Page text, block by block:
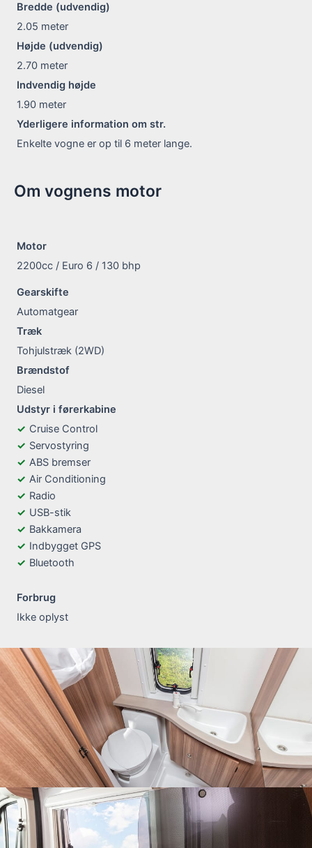
Bredde (udvendig)
2.05 meter
Højde (udvendig)
2.70 meter
Indvendig højde
1.90 meter
Yderligere information om str.
Enkelte vogne er op til 6 meter lange.
Om vognens motor
Motor
2200cc / Euro 6 / 130 bhp
Gearskifte
Automatgear
Træk
Tohjulstræk (2WD)
Brændstof
Diesel
Udstyr i førerkabine
Cruise Control
Servostyring
ABS bremser
Air Conditioning
Radio
USB-stik
Bakkamera
Indbygget GPS
Bluetooth
Forbrug
Ikke oplyst